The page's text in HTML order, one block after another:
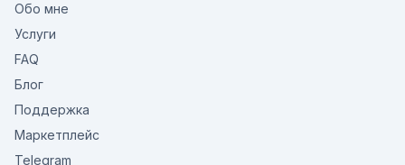
Обо мне
Услуги
FAQ
Блог
Поддержка
Маркетплейс
Telegram